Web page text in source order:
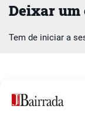
Deixar um
Tem de iniciar a